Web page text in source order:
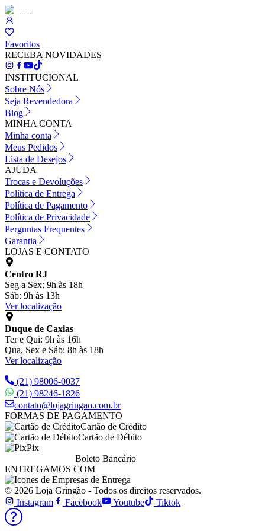
Favoritos
RECEBA NOVIDADES
INSTITUCIONAL
Sobre Nós
Seja Revendedora
Blog
MINHA CONTA
Minha conta
Meus Pedidos
Lista de Desejos
AJUDA
Trocas e Devoluções
Política de Entrega
Política de Pagamento
Política de Privacidade
Perguntas Frequentes
Garantia
LOJAS E CONTATO
Centro RJ
Seg a Sex: 9h às 18h
Sáb: 9h às 13h
Ver localização
Duque de Caxias
Ter e Qui: 9h às 16h
Qua, Sex e Sáb: 8h às 18h
Ver localização
(21) 98006-0037
(21) 98246-1826
contato@lojagringao.com.br
FORMAS DE PAGAMENTO
Cartão de Crédito
Cartão de Débito
Pix
Boleto Bancário
ENTREGAMOS COM
© 2026 Loja Gringão - Todos os direitos reservados.
Instagram
Facebook Youtube Tiktok